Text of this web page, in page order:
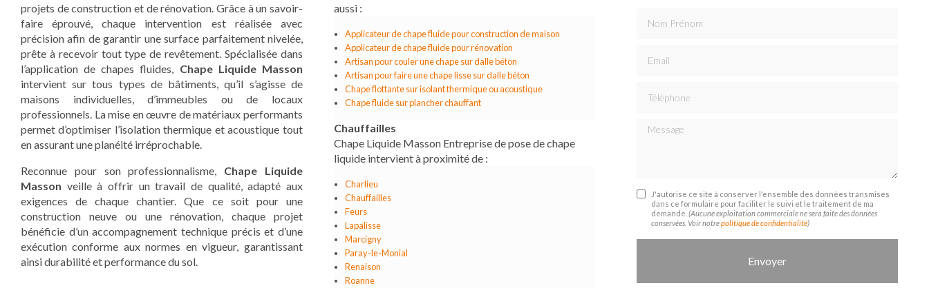
projets de construction et de rénovation. Grâce à un savoir-
faire éprouvé, chaque intervention est réalisée avec
précision afin de garantir une surface parfaitement nivelée,
prête à recevoir tout type de revêtement. Spécialisée dans
l’application de chapes fluides, Chape Liquide Masson
intervient sur tous types de bâtiments, qu’il s’agisse de
maisons individuelles, d’immeubles ou de locaux
professionnels. La mise en œuvre de matériaux performants
permet d’optimiser l’isolation thermique et acoustique tout
en assurant une planéité irréprochable.
Reconnue pour son professionnalisme, Chape Liquide
Masson veille à offrir un travail de qualité, adapté aux
exigences de chaque chantier. Que ce soit pour une
construction neuve ou une rénovation, chaque projet
bénéficie d’un accompagnement technique précis et d’une
exécution conforme aux normes en vigueur, garantissant
ainsi durabilité et performance du sol.
aussi :
Applicateur de chape fluide pour construction de maison
Applicateur de chape fluide pour rénovation
Artisan pour couler une chape sur dalle béton
Artisan pour faire une chape lisse sur dalle béton
Chape flottante sur isolant thermique ou acoustique
Chape fluide sur plancher chauffant
Chauffailles
Chape Liquide Masson Entreprise de pose de chape
liquide intervient à proximité de :
Charlieu
Chauffailles
Feurs
Lapalisse
Marcigny
Paray-le-Monial
Renaison
Roanne
Message
J'autorise ce site à conserver l'ensemble des données transmises
dans ce formulaire pour faciliter le suivi et le traitement de ma
demande. (Aucune exploitation commerciale ne sera faite des données
conservées. Voir notrepolitique de confidentialité)